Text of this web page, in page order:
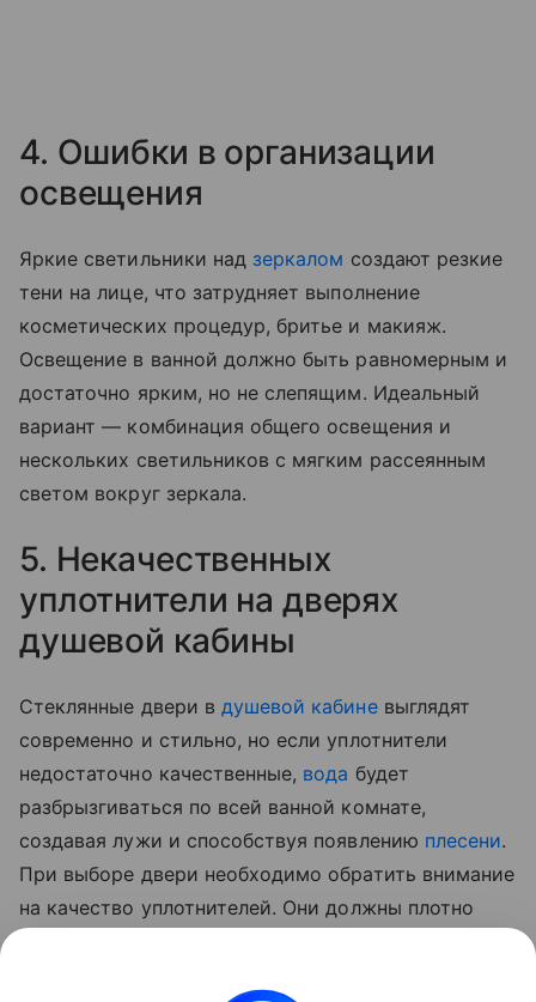
4. Ошибки в организации
освещения
Яркие светильники над зеркалом создают резкие
тени на лице, что затрудняет выполнение
косметических процедур, бритье и макияж.
Освещение в ванной должно быть равномерным и
достаточно ярким, но не слепящим. Идеальный
вариант — комбинация общего освещения и
нескольких светильников с мягким рассеянным
светом вокруг зеркала.
5. Некачественных
уплотнители на дверях
душевой кабины
Стеклянные двери в душевой кабиневыглядят
современно и стильно, но если уплотнители
недостаточно качественные, вода будет
разбрызгиваться по всей ванной комнате,
создавая лужи и способствуя появлению плесени.
При выборе двери необходимо обратить внимание
на качество уплотнителей. Они должны плотно